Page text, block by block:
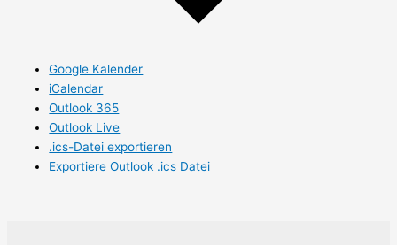
Google Kalender
iCalendar
Outlook 365
Outlook Live
.ics-Datei exportieren
Exportiere Outlook .ics Datei